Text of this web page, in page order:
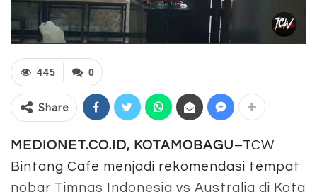
0
445
Share
MEDIONET.CO.ID, KOTAMOBAGU–TCW
Bintang Cafe menjadi rekomendasi tempat
nobar Timnas Indonesia vs Australia di Kota